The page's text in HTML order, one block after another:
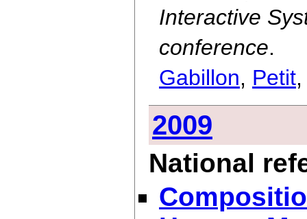
Interactive
conference.
Gabillon, Petit
2009
National